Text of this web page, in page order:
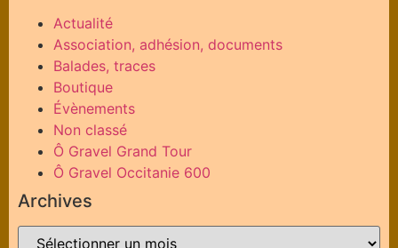
Actualité
Association, adhésion, documents
Balades, traces
Boutique
Évènements
Non classé
Ô Gravel Grand Tour
Ô Gravel Occitanie 600
Archives